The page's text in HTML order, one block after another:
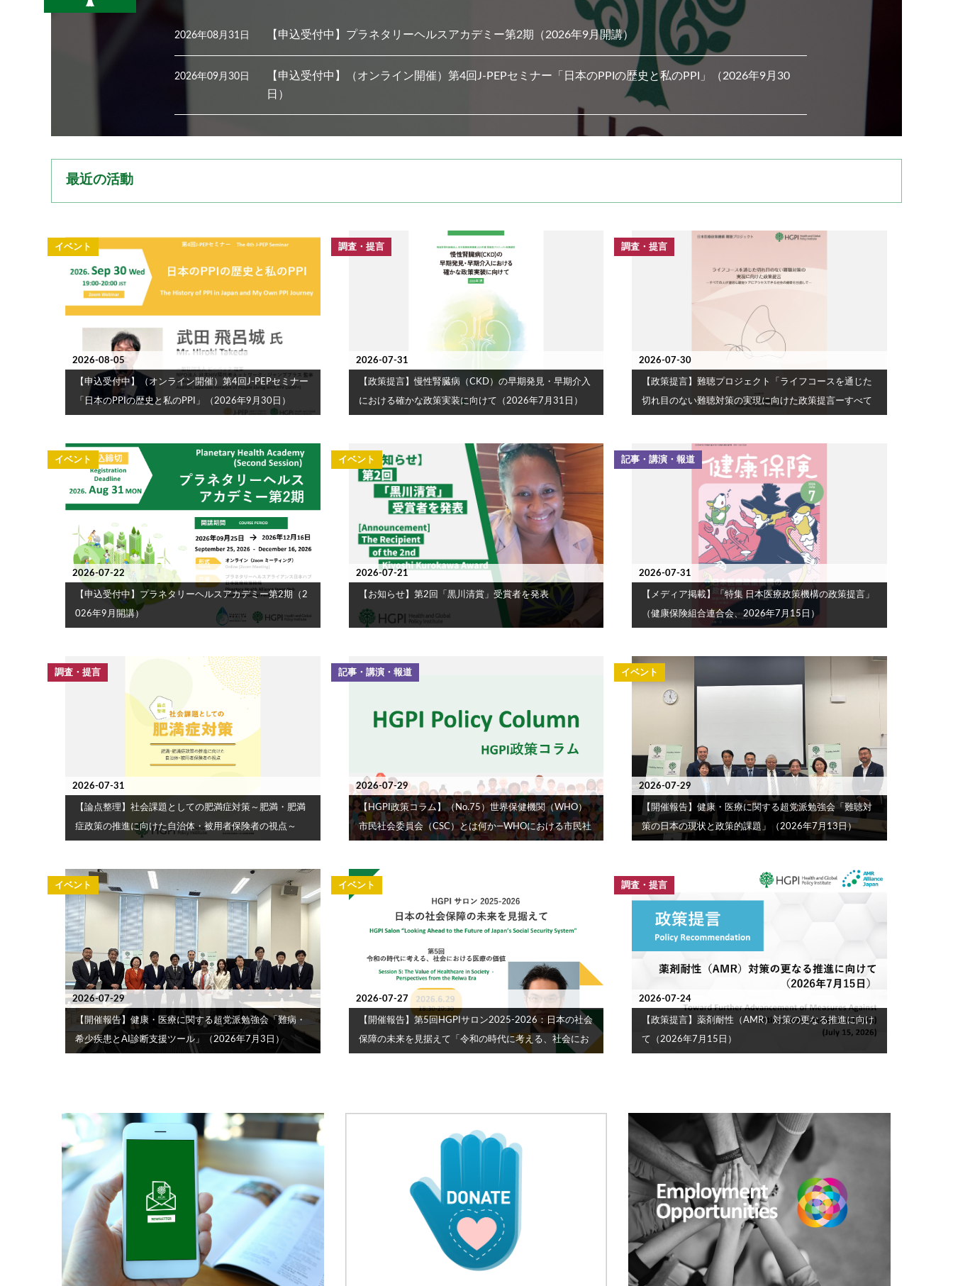
2026年08月31日 【申込受付中】プラネタリーヘルスアカデミー第2期（2026年9月開講）
2026年09月30日
【申込受付中】（オンライン開催）第4回J-PEPセミナー「日本のPPIの歴史と私のPPI」（2026年9月30
日）
最近の活動
イベント
2026-08-05
【申込受付中】（オンライン開催）第4回J-PEPセミナー
「日本のPPIの歴史と私のPPI」（2026年9月30日）
調査・提言
2026-07-31
【政策提言】慢性腎臓病（CKD）の早期発見・早期介入
における確かな政策実装に向けて（2026年7月31日）
調査・提言
2026-07-30
【政策提言】難聴プロジェクト「ライフコースを通じた
切れ目のない難聴対策の実現に向けた政策提言ーすべて
イベント
2026-07-22
【申込受付中】プラネタリーヘルスアカデミー第2期（2
026年9月開講）
イベント
2026-07-21
【お知らせ】第2回「黒川清賞」受賞者を発表
記事・講演・報道
2026-07-31
【メディア掲載】「特集 日本医療政策機構の政策提言」
（健康保険組合連合会、2026年7月15日）
調査・提言
2026-07-31
【論点整理】社会課題としての肥満症対策～肥満・肥満
症政策の推進に向けた自治体・被用者保険者の視点～
記事・講演・報道
2026-07-29
【HGPI政策コラム】（No.75）世界保健機関（WHO）
市民社会委員会（CSC）とは何か―WHOにおける市民社
イベント
2026-07-29
【開催報告】健康・医療に関する超党派勉強会「難聴対
策の日本の現状と政策的課題」（2026年7月13日）
イベント
2026-07-29
【開催報告】健康・医療に関する超党派勉強会「難病・
希少疾患とAI診断支援ツール」（2026年7月3日）
イベント
2026-07-27
【開催報告】第5回HGPIサロン2025-2026：日本の社会
保障の未来を見据えて「令和の時代に考える、社会にお
調査・提言
2026-07-24
【政策提言】薬剤耐性（AMR）対策の更なる推進に向け
て（2026年7月15日）